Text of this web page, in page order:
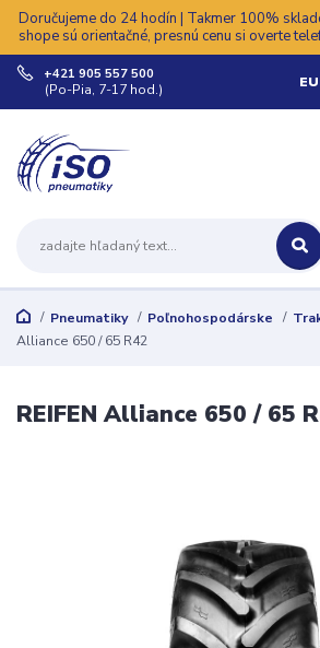
Doručujeme do 24 hodín | Takmer 100%
shope sú orientačné, presnú cenu si overte
+421 905 557 500
(Po-Pia, 7-17 hod.)
Pneumatiky Poľnohospodárske
Alliance 650 / 65 R42
REIFEN Alliance 650 / 65